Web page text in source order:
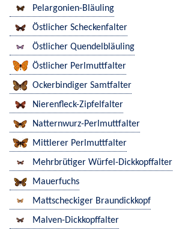
Pelargonien-Bläuling
Östlicher Scheckenfalter
Östlicher Quendelbläuling
Östlicher Perlmuttfalter
Ockerbindiger Samtfalter
Nierenfleck-Zipfelfalter
Natternwurz-Perlmuttfalter
Mittlerer Perlmuttfalter
Mehrbrütiger Würfel-Dickkopffalter
Mauerfuchs
Mattscheckiger Braundickkopf
Malven-Dickkopffalter